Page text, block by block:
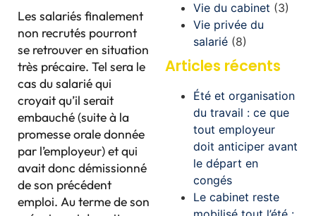
Les salariés finalement
non recrutés pourront
se retrouver en situation
très précaire. Tel sera le
cas du salarié qui
croyait qu’il serait
embauché (suite à la
promesse orale donnée
par l’employeur) et qui
avait donc démissionné
de son précédent
emploi. Au terme de son
Vie du cabinet (3)
Vie privée du
salarié (8)
Articles récents
Été et organisation
du travail : ce que
tout employeur
doit anticiper avant
le départ en
congés
Le cabinet reste